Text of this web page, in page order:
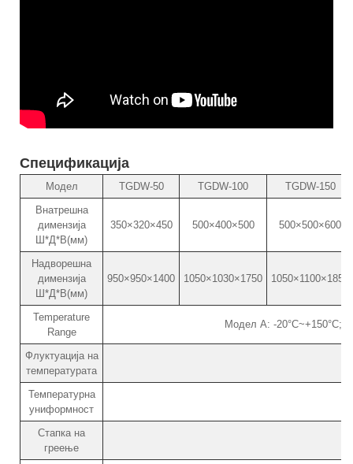
Спецификација
Модел TGDW-50 TGDW-100
TGDW-150
Внатрешна
димензија
Ш*Д*В(мм)
350×320×450 500×400×500 500×500×600
Надворешна
димензија
Ш*Д*В(мм)
950×950×1400 1050×1030×1750 1050×1100×1850
Temperature
Range
Модел А: -20°C~+150°C;
Флуктуација на
температурата
Температурна
униформност
Стапка на
греење